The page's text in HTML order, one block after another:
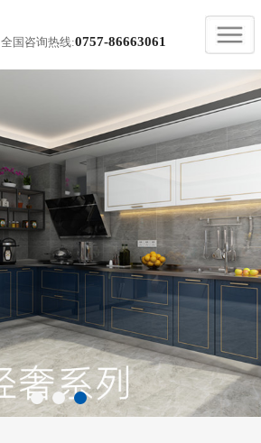
全国咨询热线:0757-86663061